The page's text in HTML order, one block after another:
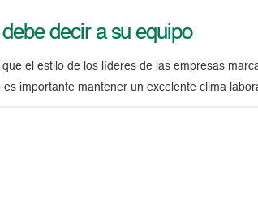
decir a su equipo
el estilo de los líderes de las empresas
importante mantener un excelente clima